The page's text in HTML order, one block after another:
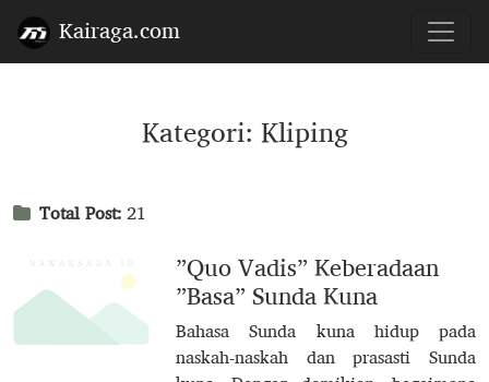
Kairaga.com
Kategori: Kliping
Total Post:21
”Quo Vadis” Keberadaan
”Basa” Sunda Kuna
Bahasa Sunda kuna hidup pada
naskah-naskah dan prasasti Sunda